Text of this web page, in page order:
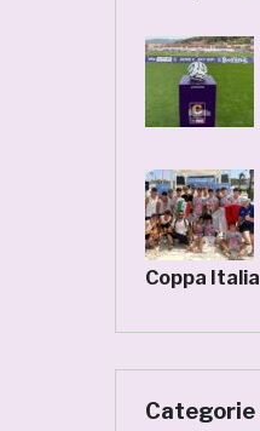
Coppa Italia
Categorie